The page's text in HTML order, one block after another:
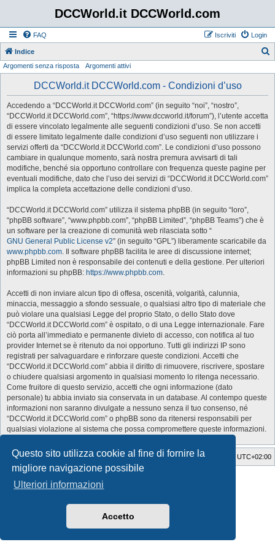
Questo sito utilizza cookie al fine di fornire la
migliore navigazione possibile
Ulteriori informazioni
Accetto
DCCWorld.it DCCWorld.com
FAQ Login
Iscriviti
Indice
Argomenti senza risposta Argomenti attivi
DCCWorld.it DCCWorld.com - Condizioni d’uso
Accedendo a “DCCWorld.it DCCWorld.com” (in seguito “noi”, “nostro”,
“DCCWorld.it DCCWorld.com”, “https://www.dccworld.it/forum”), l’utente accetta
di essere vincolato legalmente alle seguenti condizioni d’uso. Se non accetti
di essere limitato legalmente dalle condizioni d’uso seguenti non utilizzare i
servizi offerti da “DCCWorld.it DCCWorld.com”. Le condizioni d’uso possono
cambiare in qualunque momento, sarà nostra premura avvisarti di tali
modifiche, benché sia opportuno controllare con frequenza queste pagine per
eventuali modifiche, dato che l’uso dei servizi di “DCCWorld.it DCCWorld.com”
implica la completa accettazione delle condizioni d’uso.
“DCCWorld.it DCCWorld.com” utilizza il sistema phpBB (in seguito “loro”,
“phpBB software”, “www.phpbb.com”, “phpBB Limited”, “phpBB Teams”) che è
un software per la creazione di comunità web rilasciata sotto “
GNU General Public License v2” (in seguito “GPL”) liberamente scaricabile da
www.phpbb.com. Il software phpBB facilita le aree di discussione internet;
phpBB Limited non è responsabile dei contenuti e della gestione. Per ulteriori
informazioni su phpBB: https://www.phpbb.com.
Accetti di non inviare alcun tipo di offesa, oscenità, volgarità, calunnia,
minaccia, messaggio a sfondo sessuale, o qualsiasi altro tipo di materiale che
può violare una qualsiasi Legge del proprio Stato, o dello Stato dove
“DCCWorld.it DCCWorld.com” è ospitato, o di una Legge internazionale. Fare
ciò porta all’immediato e permanente divieto di accesso, con notifica al tuo
provider Internet se è ritenuto da noi opportuno. Tutti gli indirizzi IP sono
registrati per salvaguardare e rinforzare queste condizioni. Accetti che
“DCCWorld.it DCCWorld.com” abbia il diritto di rimuovere, riscrivere, spostare
o chiudere qualsiasi argomento in qualsiasi momento lo ritenga necessario.
Come fruitore di questo servizio, accetti che ogni informazione (dato
personale) tu abbia inviato sia conservata in un database. Al contempo queste
informazioni non saranno divulgate a nessuno senza il tuo consenso, né
“DCCWorld.it DCCWorld.com” o phpBB sono da ritenersi responsabili per
qualsiasi violazione al sistema che possa compromettere queste informazioni.
Indice Tutti gli orari sono UTC+02:00
Cancella cookie
Style Developer by ©
Creato daphpBB
Privacy|Condizioni